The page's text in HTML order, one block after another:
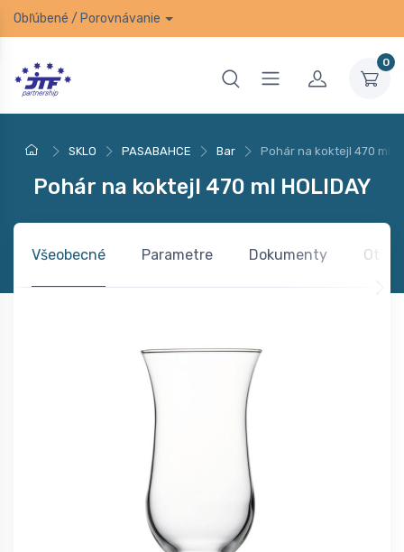
Obľúbené / Porovnávanie
0
SKLO PASABAHCE Bar Pohár na koktejl 470 ml
Pohár na koktejl 470 ml HOLIDAY
Všeobecné Parametre Dokumenty